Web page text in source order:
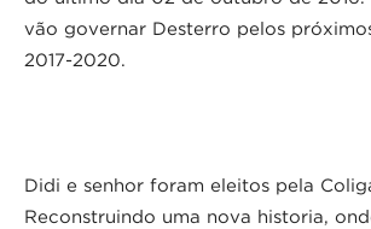
vão governar Desterro pelos
2017-2020.
Didi e senhor foram eleitos pela
Reconstruindo uma nova historia,